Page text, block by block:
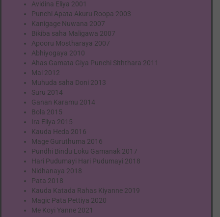
Avidina Eliya 2001
Punchi Apata Akuru Roopa 2003
Kanigage Nuwana 2007
Bikiba saha Maligawa 2007
Apooru Mostharaya 2007
Abhiyogaya 2010
Ahas Gamata Giya Punchi Siththara 2011
Mal 2012
Muhuda saha Doni 2013
Suru 2014
Ganan Karamu 2014
Bola 2015
Ira Eliya 2015
Kauda Heda 2016
Mage Guruthuma 2016
Pundhi Bindu Loku Gamanak 2017
Hari Pudumayi Hari Pudumayi 2018
Nidhanaya 2018
Pata 2018
Kauda Katada Rahas Kiyanne 2019
Magic Pata Pettiya 2020
Me Koyi Yanne 2021